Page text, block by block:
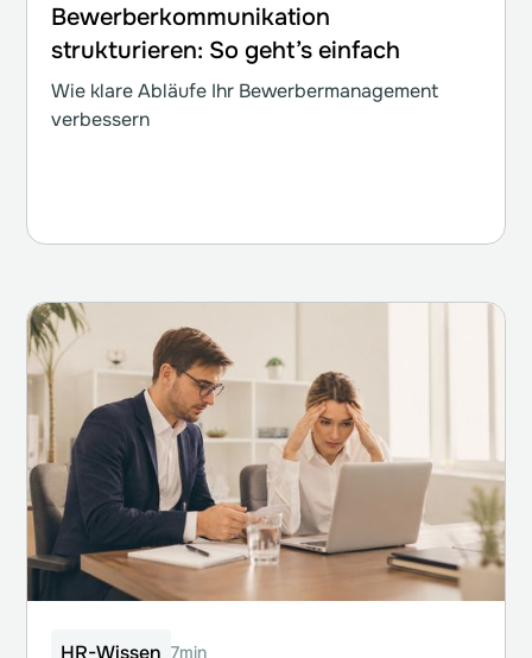
Bewerberkommunikation
strukturieren: So geht’s einfach
Wie klare Abläufe Ihr Bewerbermanagement
verbessern
HR-Wissen 7min